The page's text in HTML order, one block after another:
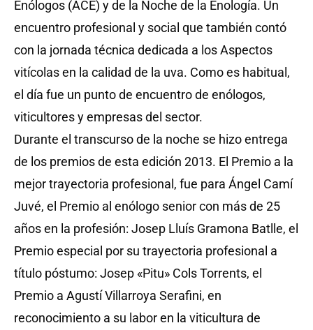
Enólogos (ACE) y de la Noche de la Enología. Un
encuentro profesional y social que también contó
con la jornada técnica dedicada a los Aspectos
vitícolas en la calidad de la uva. Como es habitual,
el día fue un punto de encuentro de enólogos,
viticultores y empresas del sector.
Durante el transcurso de la noche se hizo entrega
de los premios de esta edición 2013. El Premio a la
mejor trayectoria profesional, fue para Ángel Camí
Juvé, el Premio al enólogo senior con más de 25
años en la profesión: Josep Lluís Gramona Batlle, el
Premio especial por su trayectoria profesional a
título póstumo: Josep «Pitu» Cols Torrents, el
Premio a Agustí Villarroya Serafini, en
reconocimiento a su labor en la viticultura de